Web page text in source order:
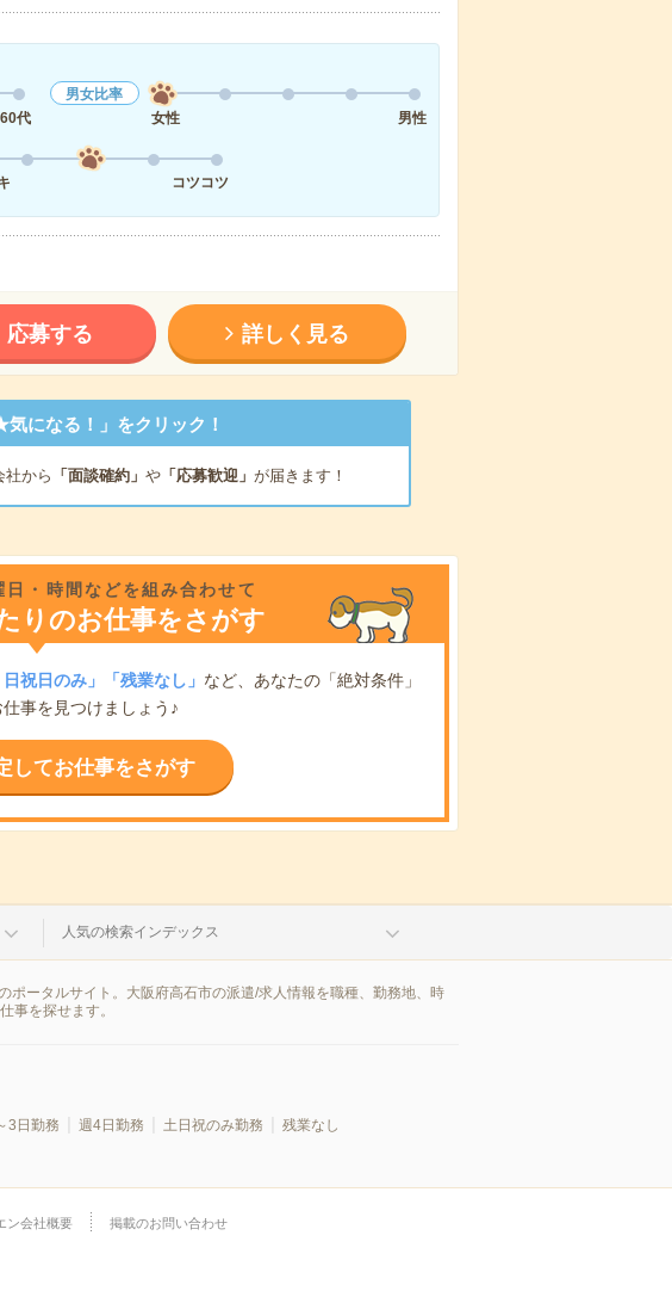
60代
男女比率
女性
男性
コツコツ
応募する 詳しく見る
になる！」をクリック！
社から 「面談確約」 や「応募歓迎」 が届きます！
・時間などを組み合わせて
りのお仕事をさがす
日祝日のみ」「残業なし」 など、あなたの「絶対条件」
事を見つけましょう♪
してお仕事をさがす
人気の検索インデックス
ータルサイト。大阪府高石市の派遣/求人情報を職種、勤務地、時
事を探せます。
3日勤務 週4日勤務 土日祝のみ勤務
残業なし
ン会社概要 掲載のお問い合わせ